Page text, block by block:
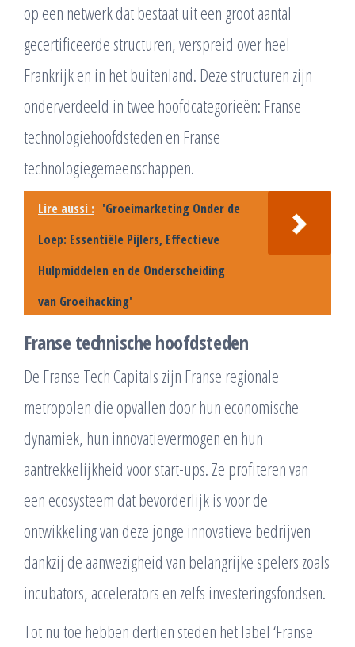
op een netwerk dat bestaat uit een groot aantal
gecertificeerde structuren, verspreid over heel
Frankrijk en in het buitenland. Deze structuren zijn
onderverdeeld in twee hoofdcategorieën: Franse
technologiehoofdsteden en Franse
technologiegemeenschappen.
Lire aussi : 'Groeimarketing Onder de
Loep: Essentiële Pijlers, Effectieve
Hulpmiddelen en de Onderscheiding
van Groeihacking'
Franse technische hoofdsteden
De Franse Tech Capitals zijn Franse regionale
metropolen die opvallen door hun economische
dynamiek, hun innovatievermogen en hun
aantrekkelijkheid voor start-ups. Ze profiteren van
een ecosysteem dat bevorderlijk is voor de
ontwikkeling van deze jonge innovatieve bedrijven
dankzij de aanwezigheid van belangrijke spelers zoals
incubators, accelerators en zelfs investeringsfondsen.
Tot nu toe hebben dertien steden het label ‘Franse